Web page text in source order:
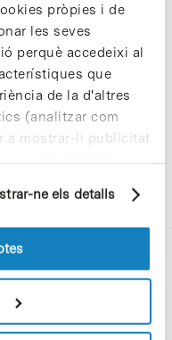
pròpies i de
les seves
perquè accedeixi al
que
de la d'altres
(analitzar com
a mostrar-li publicitat
perfil elaborat a
més informació sobre
de cookiesdel
ne els detalls
keywords.